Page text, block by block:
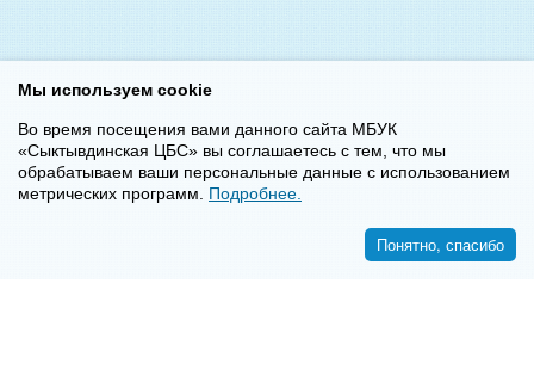
Мы используем cookie
Во время посещения вами данного сайта МБУК
«Сыктывдинская ЦБС» вы соглашаетесь с тем, что мы
обрабатываем ваши персональные данные с использованием
метрических программ. Подробнее.
Понятно, спасибо